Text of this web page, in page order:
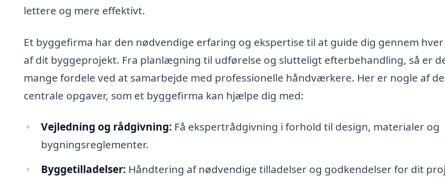
lettere og mere effektivt.
Et byggefirma har den nødvendige erfaring og ekspertise til at guide dig gennem hver
af dit byggeprojekt. Fra planlægning til udførelse og slutteligt efterbehandling, så er
mange fordele ved at samarbejde med professionelle håndværkere. Her er nogle af de
centrale opgaver, som et byggefirma kan hjælpe dig med:
Vejledning og rådgivning: Få ekspertrådgivning i forhold til design, materialer og
bygningsreglementer.
Byggetilladelser: Håndtering af nødvendige tilladelser og godkendelser for dit